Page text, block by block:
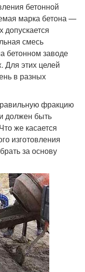
бетонной
марка бетона —
допускается
смесь
бетонном заводе
Для этих целей
в разных
фракцию
должен быть
же касается
изготовления
за основу